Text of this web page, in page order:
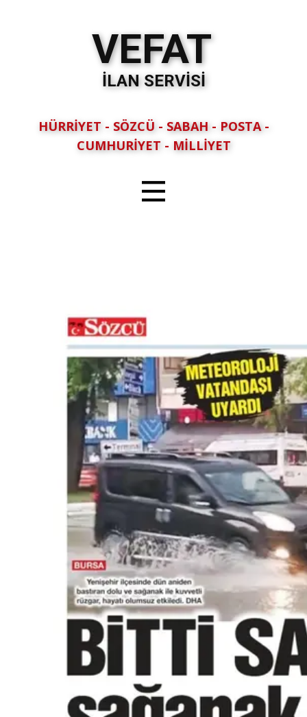
VEFAT
İLAN SERVİSİ
HÜRRİYET - SÖZCÜ - SABAH - POSTA -
CUMHURİYET - MİLLİYET